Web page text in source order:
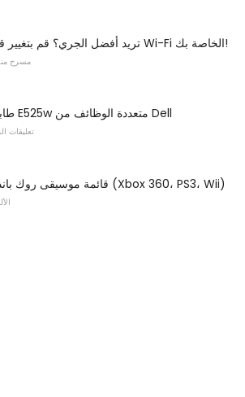
تريد أفضل الجري؟ قم بتغيير قناة Wi-Fi الخاصة بك!
مسرح
طابعة E525w متعددة الوظائف من Dell
تعليقات
قائمة موسيقى روك باند 3 (Xbox 360، PS3، Wii)